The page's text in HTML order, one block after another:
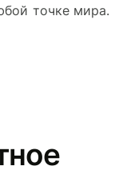
точке мира.